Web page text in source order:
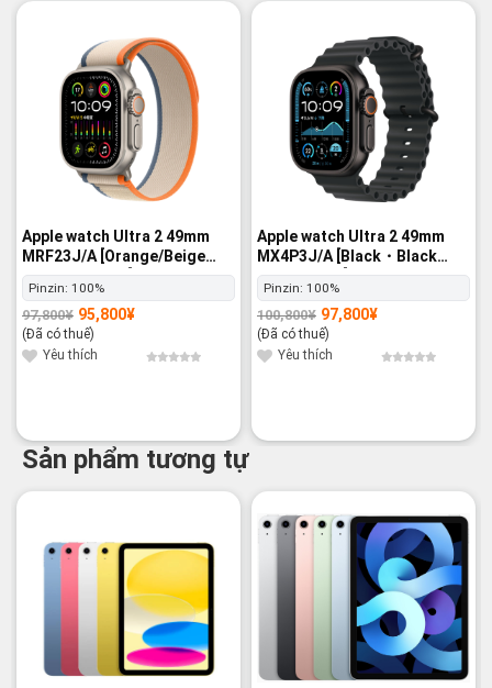
Apple watch Ultra 2 49mm
MRF23J/A [Orange/Beige
Trail Loop M/L] GPS+Cellular
- Nguyên hộp
Pinzin: 100%
97,800¥
Giá
gốc
là:
97,800¥.
95,800¥
Giá
hiện
tại
là:
95,800¥.
(Đã có thuế)
Yêu thích
Apple watch Ultra 2 49mm
MX4P3J/A [Black・Black
Ocean Band] GPS+Cellular -
Nguyên hộp
Pinzin: 100%
100,800¥
Giá
gốc
là:
100,800¥.
97,800¥
Giá
hiện
tại
là:
97,800¥.
(Đã có thuế)
Yêu thích
Sản phẩm tương tự